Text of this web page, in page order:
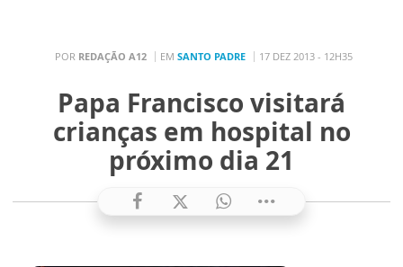
POR REDAÇÃO A12 EM SANTO PADRE 17 DEZ 2013 - 12H35
Papa Francisco visitará
crianças em hospital no
próximo dia 21